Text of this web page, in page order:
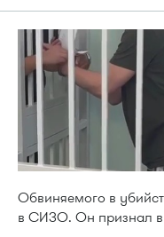
Обвиняемого в
в СИЗО. Он признал